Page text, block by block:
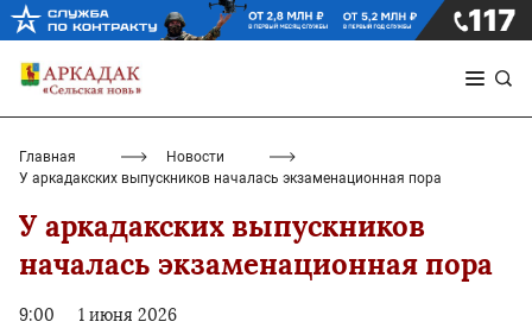
Главная
Новости
У аркадакских выпускников началась экзаменационная пора
У аркадакских выпускников
началась экзаменационная пора
9:00 1 июня 2026